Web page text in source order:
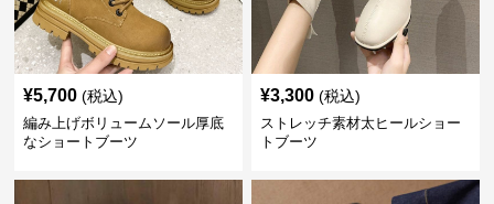
¥5,700 (税込)
編み上げボリュームソール厚底
なショートブーツ
¥3,300 (税込)
ストレッチ素材太ヒールショー
トブーツ